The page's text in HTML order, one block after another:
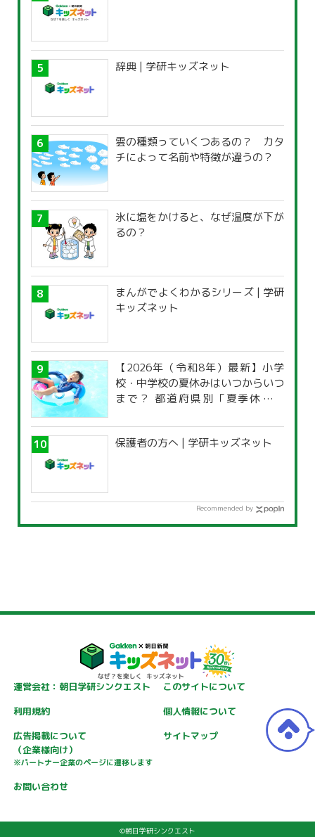
辞典 | 学研キッズネット
雲の種類っていくつあるの？ カタ
チによって名前や特徴が違うの？
氷に塩をかけると、なぜ温度が下が
るの？
まんがでよくわかるシリーズ | 学研
キッズネット
【2026年（令和8年）最新】小学
校・中学校の夏休みはいつからいつ
まで？ 都道府県別「夏季休暇一
保護者の方へ | 学研キッズネット
Recommended by
運営会社：朝日学研シンクエスト
このサイトについて
利用規約
個人情報について
広告掲載について
（企業様向け）
※パートナー企業のページに遷移します
サイトマップ
お問い合わせ
©朝日学研シンクエスト